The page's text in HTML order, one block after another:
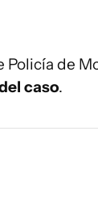
Policía de
caso.